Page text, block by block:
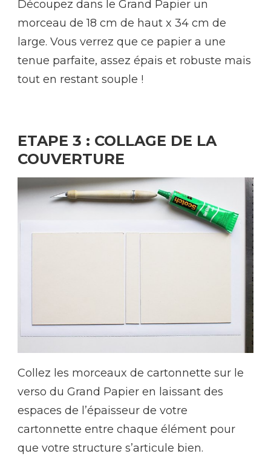
Découpez dans le Grand Papier un
morceau de 18 cm de haut x 34 cm de
large. Vous verrez que ce papier a une
tenue parfaite, assez épais et robuste mais
tout en restant souple !
ETAPE 3 : COLLAGE DE LA
COUVERTURE
Collez les morceaux de cartonnette sur le
verso du Grand Papier en laissant des
espaces de l’épaisseur de votre
cartonnette entre chaque élément pour
que votre structure s’articule bien.